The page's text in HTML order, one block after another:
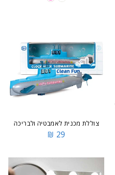
צוללת מכנית לאמבטיה ולבריכה
29 ₪